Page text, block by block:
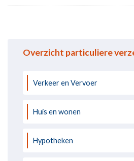
Overzicht particuliere
Verkeer en Vervoer
Huis en wonen
Hypotheken